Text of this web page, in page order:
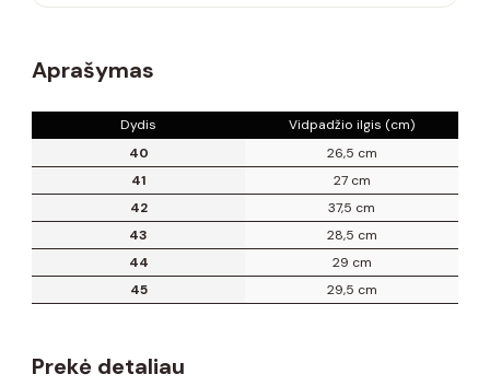
Aprašymas
Dydis
Vidpadžio ilgis (cm)
40
26,5 cm
41
27 cm
42
37,5 cm
43
28,5 cm
44
29 cm
45
29,5 cm
Prekė detaliau